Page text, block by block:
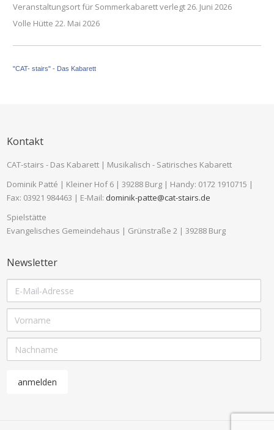
Veranstaltungsort für Sommerkabarett verlegt26. Juni 2026
Volle Hütte 22. Mai 2026
"CAT- stairs" - Das Kabarett
Kontakt
CAT-stairs - Das Kabarett | Musikalisch - Satirisches Kabarett
Dominik Patté | Kleiner Hof 6 | 39288 Burg | Handy: 0172 1910715 |
Fax: 03921 984463 | E-Mail: dominik-patte@cat-stairs.de
Spielstätte
Evangelisches Gemeindehaus | Grünstraße 2 | 39288 Burg
Newsletter